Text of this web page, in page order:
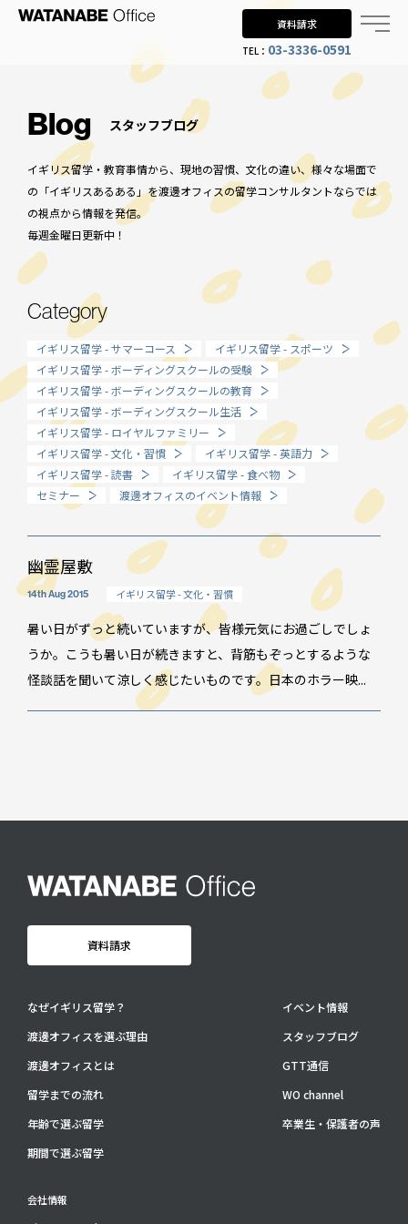
資料請求
TEL： 03-3336-0591
Why UK?
なぜイギリス留学？
Why WO?
渡邊オフィスを選ぶ理由
Planning
When?
年齢で選ぶ留学
How long?
期間で選ぶ留学
イベント情報
アクセス
プライバシーポリシー
採用情報
お問い合わせ： (平日9:30-17:30)
Please contact
for English information.
Blog スタッフブログ
イギリス留学・教育事情から、現地の習慣、文化の違い、様々な場面で
の「イギリスあるある」を渡邊オフィスの留学コンサルタントならでは
の視点から情報を発信。
毎週金曜日更新中！
Category
イギリス留学 - サマーコース
イギリス留学 - スポーツ
イギリス留学 - ボーディングスクールの受験
イギリス留学 - ボーディングスクールの教育
イギリス留学 - ボーディングスクール生活
イギリス留学 - ロイヤルファミリー
イギリス留学 - 文化・習慣
イギリス留学 - 英語力
イギリス留学 - 読書
イギリス留学 - 食べ物
セミナー
渡邊オフィスのイベント情報
幽霊屋敷
14th Aug 2015 イギリス留学 - 文化・習慣
暑い日がずっと続いていますが、皆様元気にお過ごしでしょ
うか。こうも暑い日が続きますと、背筋もぞっとするような
怪談話を聞いて涼しく感じたいものです。日本のホラー映...
資料請求
なぜイギリス留学？
渡邊オフィスを選ぶ理由
渡邊オフィスとは
留学までの流れ
年齢で選ぶ留学
期間で選ぶ留学
イベント情報
スタッフブログ
GTT通信
WO channel
卒業生・保護者の声
会社情報